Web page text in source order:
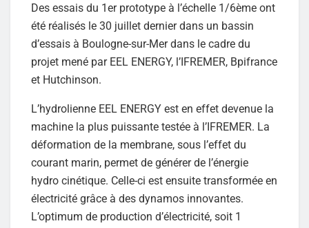
Des essais du 1er prototype à l’échelle 1/6ème ont
été réalisés le 30 juillet dernier dans un bassin
d’essais à Boulogne-sur-Mer dans le cadre du
projet mené par EEL ENERGY, l’IFREMER, Bpifrance
et Hutchinson.
L’hydrolienne EEL ENERGY est en effet devenue la
machine la plus puissante testée à l’IFREMER. La
déformation de la membrane, sous l’effet du
courant marin, permet de générer de l’énergie
hydro cinétique. Celle-ci est ensuite transformée en
électricité grâce à des dynamos innovantes.
L’optimum de production d’électricité, soit 1